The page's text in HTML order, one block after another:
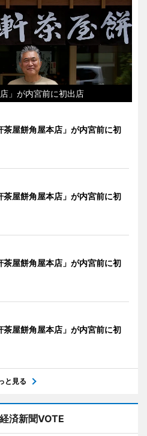
」が内宮前に初出店
茶屋餅角屋本店」が内宮前に初
茶屋餅角屋本店」が内宮前に初
茶屋餅角屋本店」が内宮前に初
茶屋餅角屋本店」が内宮前に初
と見る
済新聞VOTE